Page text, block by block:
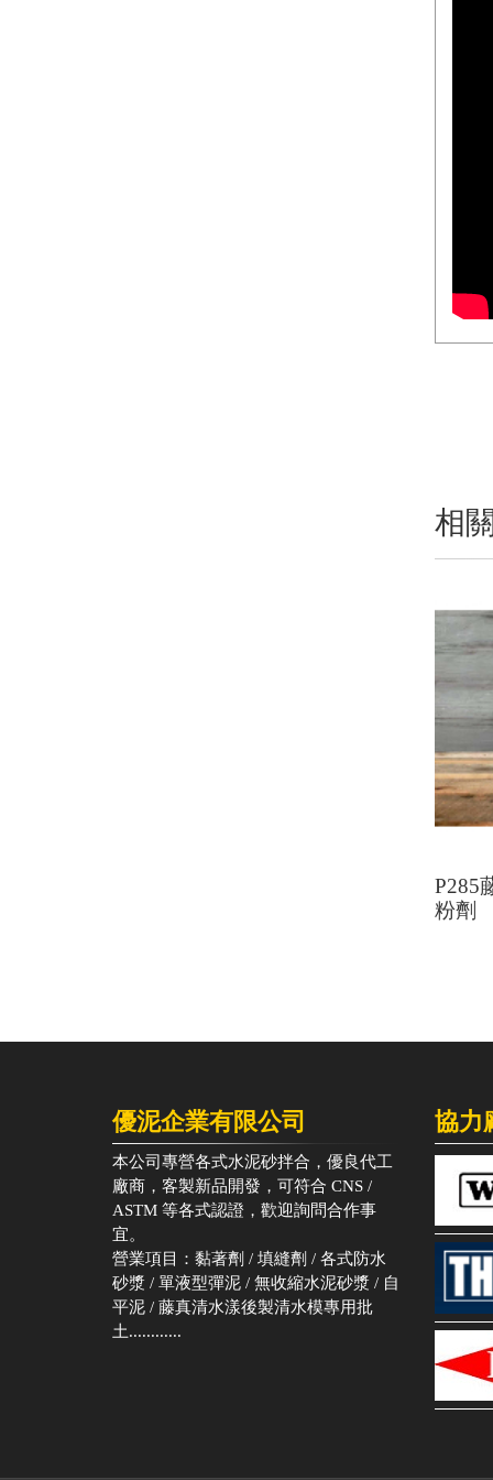
相
P285
粉劑
優泥企業有限公司
本公司專營各式水泥砂拌合，優良代工
廠商，客製新品開發，可符合 CNS /
ASTM 等各式認證，歡迎詢問合作事
宜。
營業項目：黏著劑 / 填縫劑 / 各式防水
砂漿 / 單液型彈泥 / 無收縮水泥砂漿 / 自
平泥 / 藤真清水漾後製清水模專用批
土............
協力